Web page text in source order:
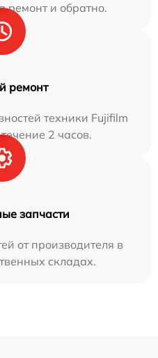
ремонт и обратно.
ремонт
техники Fujifilm
2 часов.
запчасти
от производителя в
складах.